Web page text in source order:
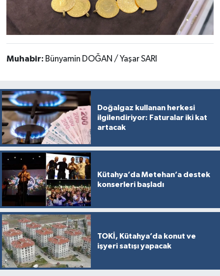
Muhabir: Bünyamin DOĞAN / Yaşar SARI
Doğalgaz kullanan herkesi
ilgilendiriyor: Faturalar iki kat
artacak
Kütahya’da Metehan’a destek
konserleri başladı
TOKİ, Kütahya’da konut ve
işyeri satışı yapacak